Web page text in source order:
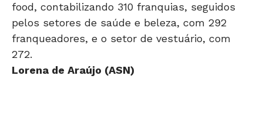
food, contabilizando 310 franquias, seguidos
pelos setores de saúde e beleza, com 292
franqueadores, e o setor de vestuário, com
272.
Lorena de Araújo (ASN)